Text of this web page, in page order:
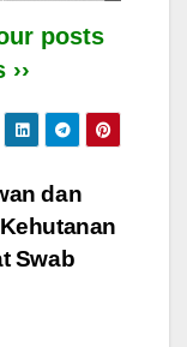
posts
dan
Swab